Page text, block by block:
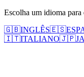
Escolha um idioma para
🇬🇧INGLÊS🇪🇸
🇮🇹ITALIANO🇯🇵